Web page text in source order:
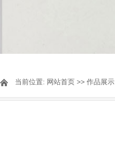
当前位置: 网站首页 >> 作品展示